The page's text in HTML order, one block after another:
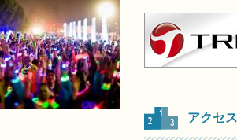
アクセ